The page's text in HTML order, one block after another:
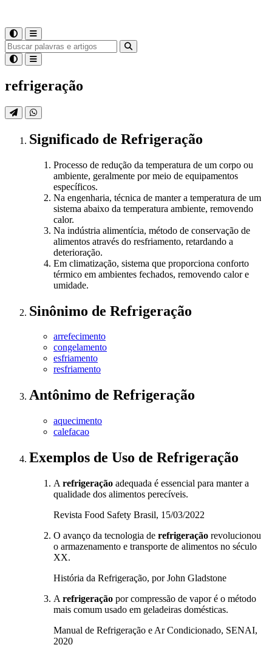
refrigeração
Significado de Refrigeração
Processo de redução da temperatura de um corpo ou
ambiente, geralmente por meio de equipamentos
específicos.
Na engenharia, técnica de manter a temperatura de um
sistema abaixo da temperatura ambiente, removendo
calor.
Na indústria alimentícia, método de conservação de
alimentos através do resfriamento, retardando a
deterioração.
Em climatização, sistema que proporciona conforto
térmico em ambientes fechados, removendo calor e
umidade.
Sinônimo de Refrigeração
arrefecimento
congelamento
esfriamento
resfriamento
Antônimo de Refrigeração
aquecimento
calefacao
Exemplos de Uso de Refrigeração
A refrigeração adequada é essencial para manter a
qualidade dos alimentos perecíveis.
Revista Food Safety Brasil, 15/03/2022
O avanço da tecnologia de refrigeração revolucionou
o armazenamento e transporte de alimentos no século
XX.
História da Refrigeração, por John Gladstone
A refrigeração por compressão de vapor é o método
mais comum usado em geladeiras domésticas.
Manual de Refrigeração e Ar Condicionado, SENAI,
2020